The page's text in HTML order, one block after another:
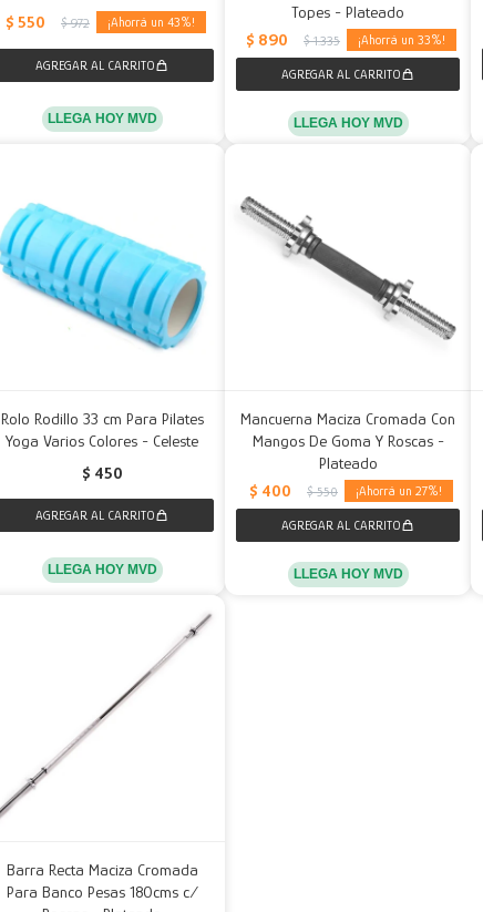
$ 550 $ 972 43
LLEGA HOY MVD
Topes - Plateado
$ 890 $ 1.335 33
LLEGA HOY MVD
Rolo Rodillo 33 cm Para Pilates
Yoga Varios Colores - Celeste
$ 450
LLEGA HOY MVD
Mancuerna Maciza Cromada Con
Mangos De Goma Y Roscas -
Plateado
$ 400 $ 550 27
LLEGA HOY MVD
Barra Recta Maciza Cromada
Para Banco Pesas 180cms c/